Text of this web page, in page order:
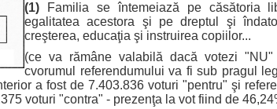
(1) Familia se întemeiază pe căsătoria
egalitatea acestora şi pe dreptul şi
creşterea, educaţia şi instruirea copiilor...
(ce va rămâne valabilă dacă votezi
cvorumul referendumului va fi sub pragul
a fost de 7.403.836 voturi "pentru" şi
voturi "contra" - prezenţa la vot fiind de